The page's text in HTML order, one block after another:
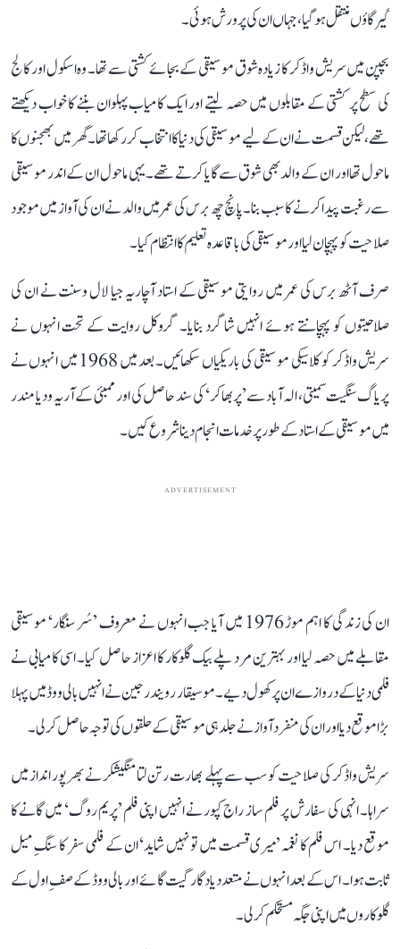
گیرگاؤں منتقل ہو گیا، جہاں ان کی پرورش ہوئی۔
بچپن میں سریش واڈکر کا زیادہ شوق موسیقی کے بجائے کشتی سے تھا۔ وہ اسکول اور کالج
کی سطح پر کشتی کے مقابلوں میں حصہ لیتے اور ایک کامیاب پہلوان بننے کا خواب دیکھتے
تھے، لیکن قسمت نے ان کے لیے موسیقی کی دنیا کا انتخاب کر رکھا تھا۔ گھر میں بھجنوں کا
ماحول تھا اور ان کے والد بھی شوق سے گایا کرتے تھے۔ یہی ماحول ان کے اندر موسیقی
سے رغبت پیدا کرنے کا سبب بنا۔ پانچ چھ برس کی عمر میں والد نے ان کی آواز میں موجود
صلاحیت کو پہچان لیا اور موسیقی کی باقاعدہ تعلیم کا انتظام کیا۔
صرف آٹھ برس کی عمر میں روایتی موسیقی کے استاد آچاریہ جیا لال وسنت نے ان کی
صلاحیتوں کو پہچانتے ہوئے انہیں شاگرد بنایا۔ گروکل روایت کے تحت انہوں نے
سریش واڈکر کو کلاسیکی موسیقی کی باریکیاں سکھائیں۔ بعد میں 1968 میں انہوں نے
پریاگ سنگیت سمیتی، الہ آباد سے ’پربھاکر‘ کی سند حاصل کی اور ممبئی کے آریہ ودیا مندر
میں موسیقی کے استاد کے طور پر خدمات انجام دینا شروع کیں۔
ADVERTISEMENT
ان کی زندگی کا اہم موڑ 1976 میں آیا جب انہوں نے معروف ’سُر سنگار‘ موسیقی
مقابلے میں حصہ لیا اور بہترین مرد پلے بیک گلوکار کا اعزاز حاصل کیا۔ اسی کامیابی نے
فلمی دنیا کے دروازے ان پر کھول دیے۔ موسیقار رویندر جین نے انہیں بالی ووڈ میں پہلا
بڑا موقع دیا اور ان کی منفرد آواز نے جلد ہی موسیقی کے حلقوں کی توجہ حاصل کر لی۔
سریش واڈکر کی صلاحیت کو سب سے پہلے بھارت رتن لتا منگیشکر نے بھرپور انداز میں
سراہا۔ انہی کی سفارش پر فلم ساز راج کپور نے انہیں اپنی فلم ’پریم روگ‘ میں گانے کا
موقع دیا۔ اس فلم کا نغمہ ’میری قسمت میں تو نہیں شاید‘ ان کے فلمی سفر کا سنگِ میل
ثابت ہوا۔ اس کے بعد انہوں نے متعدد یادگار گیت گائے اور بالی ووڈ کے صفِ اول کے
گلوکاروں میں اپنی جگہ مستحکم کر لی۔